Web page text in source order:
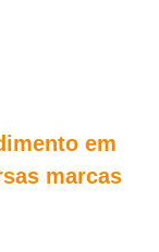
em
marcas